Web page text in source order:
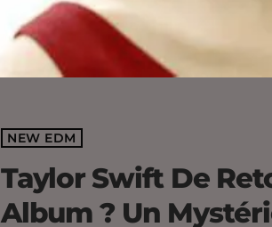
NEW EDM
Taylor Swift De
Album ? Un